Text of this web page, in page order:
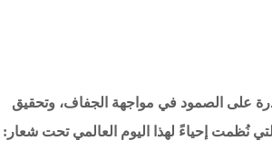
على الصمود في مواجهة الجفاف، وتحقيق
نُظمت إحياءً لهذا اليوم العالمي تحت شعار: